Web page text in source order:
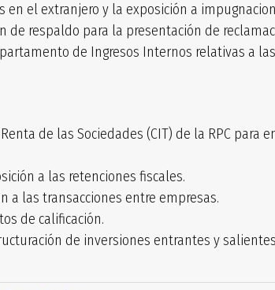
en el extranjero y la exposición a
respaldo para la presentación de
de Ingresos Internos relativas a
de las Sociedades (CIT) de la RPC para
a las retenciones fiscales.
a las transacciones entre empresas.
de calificación.
de inversiones entrantes y